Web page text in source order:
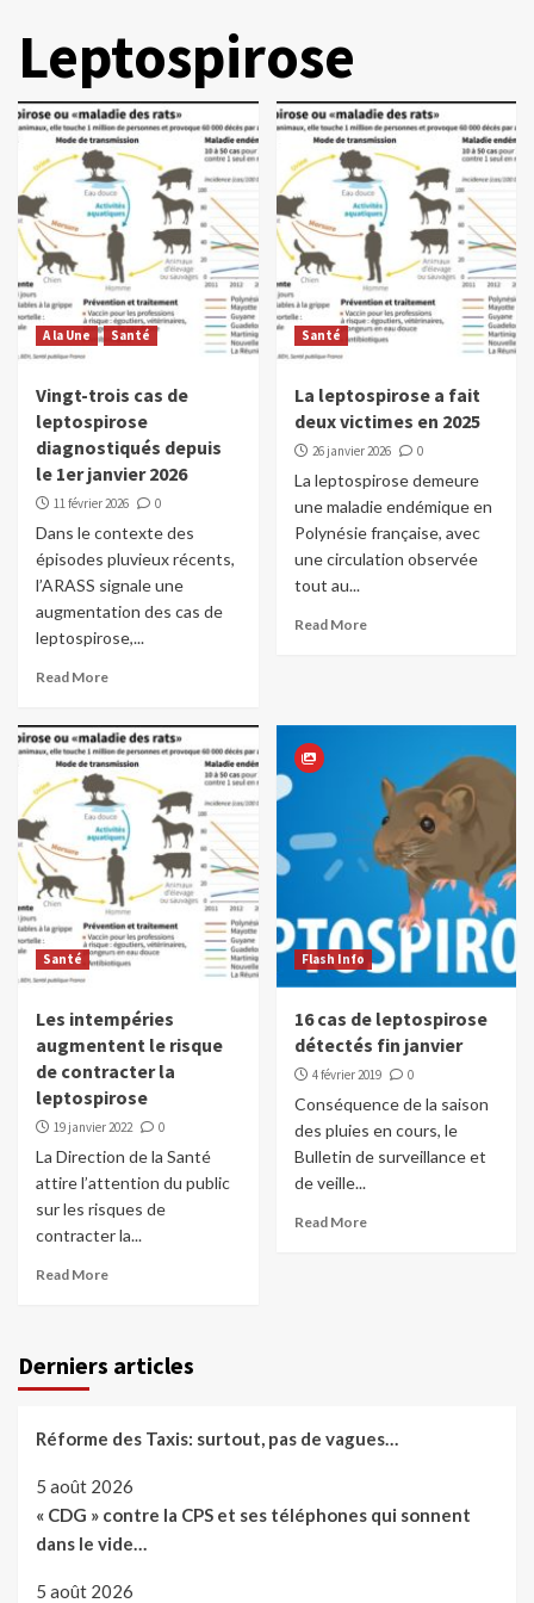
Leptospirose
A la Une Santé
Vingt-trois cas de
leptospirose
diagnostiqués depuis
le 1er janvier 2026
11 février 2026 0
Dans le contexte des
épisodes pluvieux récents,
l’ARASS signale une
augmentation des cas de
leptospirose,...
Read More
Santé
La leptospirose a fait
deux victimes en 2025
26 janvier 2026 0
La leptospirose demeure
une maladie endémique en
Polynésie française, avec
une circulation observée
tout au...
Read More
Santé
Les intempéries
augmentent le risque
de contracter la
leptospirose
19 janvier 2022 0
La Direction de la Santé
attire l’attention du public
sur les risques de
contracter la...
Read More
Flash Info
16 cas de leptospirose
détectés fin janvier
4 février 2019 0
Conséquence de la saison
des pluies en cours, le
Bulletin de surveillance et
de veille...
Read More
Derniers articles
Réforme des Taxis: surtout, pas de vagues…
5 août 2026
« CDG » contre la CPS et ses téléphones qui sonnent
dans le vide…
5 août 2026